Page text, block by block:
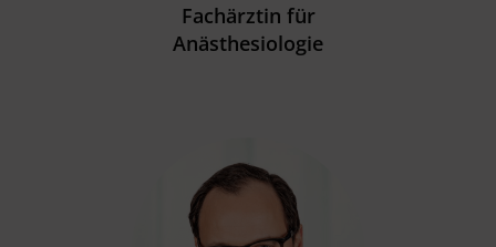
Fachärztin für
Anästhesiologie